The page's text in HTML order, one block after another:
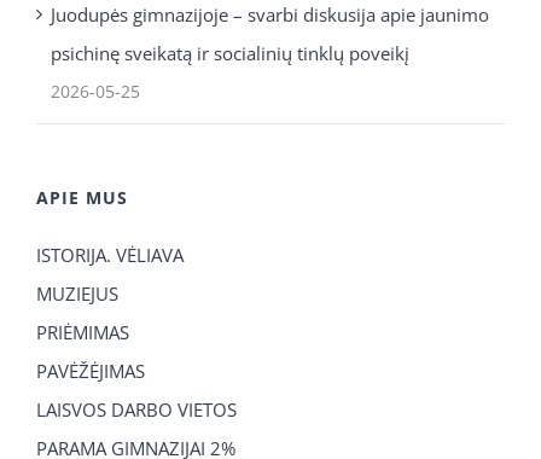
Juodupės gimnazijoje – svarbi diskusija apie jaunimo
psichinę sveikatą ir socialinių tinklų poveikį
2026-05-25
APIE MUS
ISTORIJA. VĖLIAVA
MUZIEJUS
PRIĖMIMAS
PAVĖŽĖJIMAS
LAISVOS DARBO VIETOS
PARAMA GIMNAZIJAI 2%